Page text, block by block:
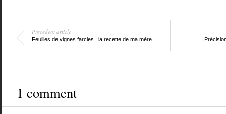
Precedent article
Feuilles de vignes farcies : la recette de ma mère
1 comment